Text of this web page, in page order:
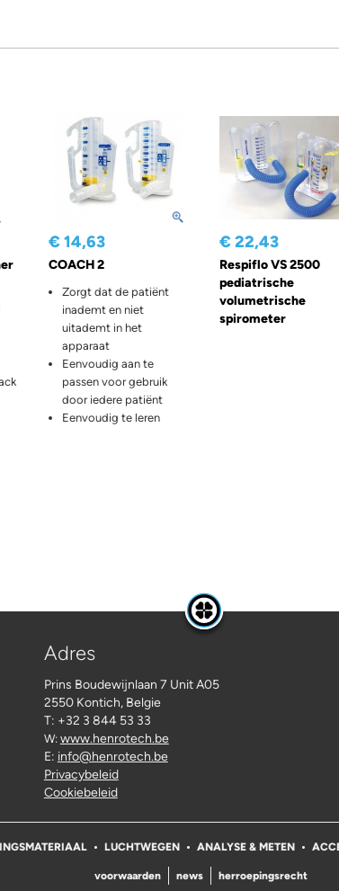
€ 14,63
COACH 2
Zorgt dat de patiënt
inademt en niet
uitademt in het
apparaat
Eenvoudig aan te
passen voor gebruik
door iedere patiënt
Eenvoudig te leren
€ 22,43
Respiflo VS 2500
pediatrische
volumetrische
spirometer
Adres
Prins Boudewijnlaan 7 Unit A05
2550 Kontich, Belgie
T: +32 3 844 53 33
W: www.henrotech.be
E: info@henrotech.be
Privacybeleid
Cookiebeleid
LUCHTWEGEN ANALYSE & METEN
voorwaarden news herroepingsrecht